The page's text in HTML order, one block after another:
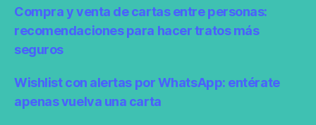
Compra y venta de cartas entre personas:
recomendaciones para hacer tratos más
seguros
Wishlist con alertas por WhatsApp: entérate
apenas vuelva una carta